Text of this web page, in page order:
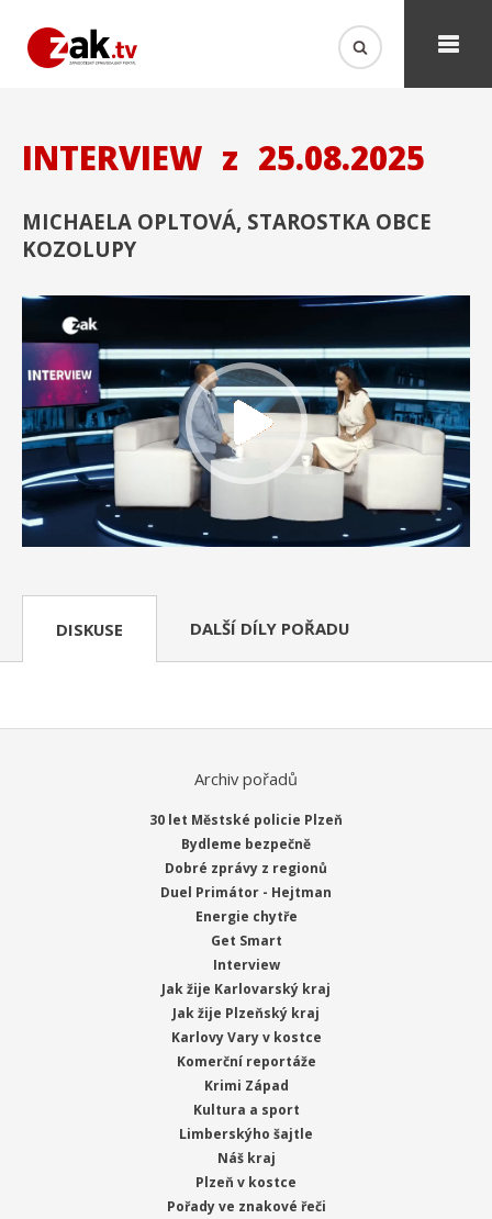
INTERVIEW z 25.08.2025
MICHAELA OPLTOVÁ, STAROSTKA OBCE
KOZOLUPY
DISKUSE DALŠÍ DÍLY POŘADU
Archiv pořadů
30 let Městské policie Plzeň
Bydleme bezpečně
Dobré zprávy z regionů
Duel Primátor - Hejtman
Energie chytře
Get Smart
Interview
Jak žije Karlovarský kraj
Jak žije Plzeňský kraj
Karlovy Vary v kostce
Komerční reportáže
Krimi Západ
Kultura a sport
Limberskýho šajtle
Náš kraj
Plzeň v kostce
Pořady ve znakové řeči